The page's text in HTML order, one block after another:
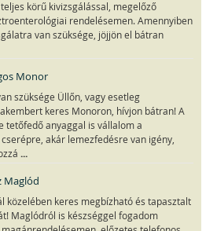
körű kivizsgálással, megelőző
rendelésemen. Amennyiben
van szüksége, jöjjön el bátran
Monor
szüksége Üllőn, vagy esetleg
keres Monoron, hívjon bátran! A
tetőfedő anyaggal is vállalom a
akár lemezfedésre van igény,
...
Maglód
közelében keres megbízható és tapasztalt
Maglódról is készséggel fogadom